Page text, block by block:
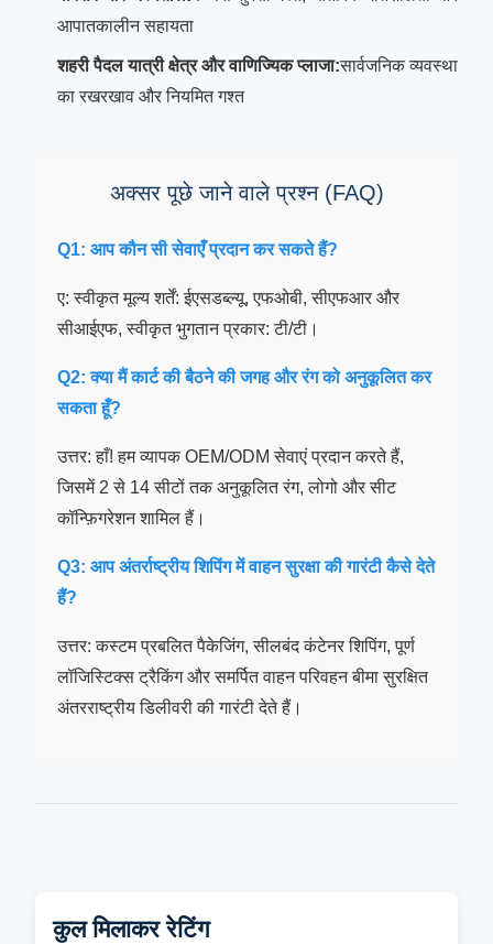
आपातकालीन सहायता
शहरी पैदल यात्री क्षेत्र और वाणिज्यिक प्लाजा:सार्वजनिक व्यवस्था
का रखरखाव और नियमित गश्त
अक्सर पूछे जाने वाले प्रश्न (FAQ)
Q1: आप कौन सी सेवाएँ प्रदान कर सकते हैं?
ए: स्वीकृत मूल्य शर्तें: ईएसडब्ल्यू, एफओबी, सीएफआर और
सीआईएफ, स्वीकृत भुगतान प्रकार: टी/टी।
Q2: क्या मैं कार्ट की बैठने की जगह और रंग को अनुकूलित कर
सकता हूँ?
उत्तर: हाँ! हम व्यापक OEM/ODM सेवाएं प्रदान करते हैं,
जिसमें 2 से 14 सीटों तक अनुकूलित रंग, लोगो और सीट
कॉन्फ़िगरेशन शामिल हैं।
Q3: आप अंतर्राष्ट्रीय शिपिंग में वाहन सुरक्षा की गारंटी कैसे देते
हैं?
उत्तर: कस्टम प्रबलित पैकेजिंग, सीलबंद कंटेनर शिपिंग, पूर्ण
लॉजिस्टिक्स ट्रैकिंग और समर्पित वाहन परिवहन बीमा सुरक्षित
अंतरराष्ट्रीय डिलीवरी की गारंटी देते हैं।
कुल मिलाकर रेटिंग